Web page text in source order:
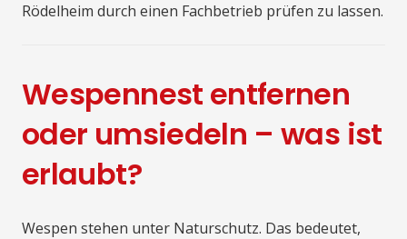
Rödelheim durch einen Fachbetrieb prüfen zu lassen.
Wespennest entfernen
oder umsiedeln – was ist
erlaubt?
Wespen stehen unter Naturschutz. Das bedeutet,